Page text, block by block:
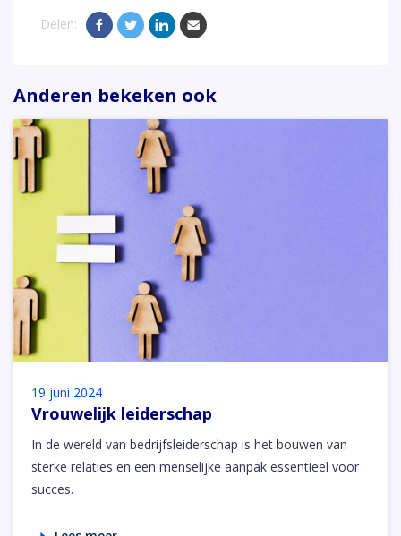
Delen:
Anderen bekeken ook
19 juni 2024
Vrouwelijk leiderschap
In de wereld van bedrijfsleiderschap is het bouwen van
sterke relaties en een menselijke aanpak essentieel voor
succes.